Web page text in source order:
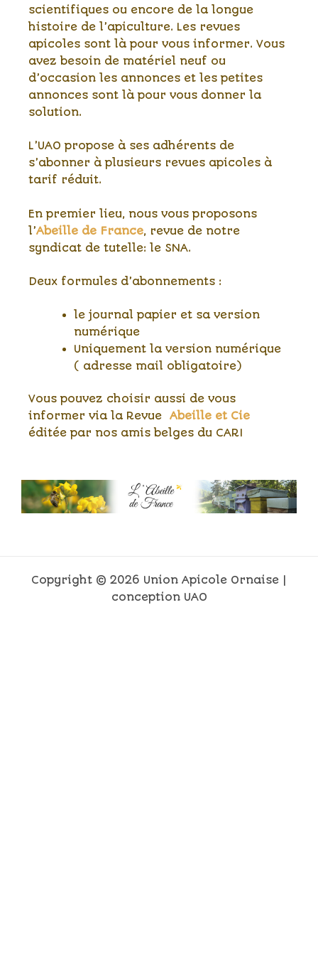
scientifiques ou encore de la longue
histoire de l’apiculture. Les revues
apicoles sont là pour vous informer. Vous
avez besoin de matériel neuf ou
d’occasion les annonces et les petites
annonces sont là pour vous donner la
solution.
L’UAO propose à ses adhérents de
s’abonner à plusieurs revues apicoles à
tarif réduit.
En premier lieu, nous vous proposons
l’Abeille de France, revue de notre
syndicat de tutelle: le SNA.
Deux formules d’abonnements :
le journal papier et sa version
numérique
Uniquement la version numérique
( adresse mail obligatoire)
Vous pouvez choisir aussi de vous
informer via la Revue Abeille et Cie
éditée par nos amis belges du CARI
Copyright © 2026 Union Apicole Ornaise |
conception UAO